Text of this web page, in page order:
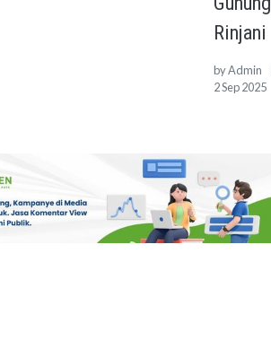
Rinjani
byAdmin
2 Sep 2025